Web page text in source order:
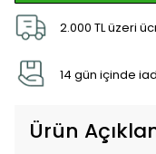
2.000 TL üzeri
14 gün içinde
Ürün